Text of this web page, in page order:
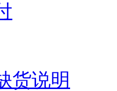
货说明